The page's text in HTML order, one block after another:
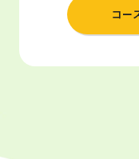
コー